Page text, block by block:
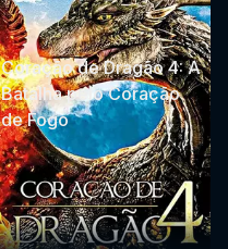
Coração de Dragão 4: A
Batalha pelo Coração
de Fogo